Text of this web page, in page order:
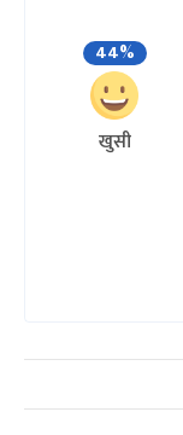
44%
खुसी